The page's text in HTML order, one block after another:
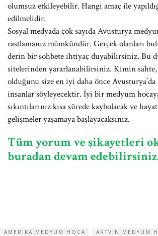
olumsuz etkileyebilir. Hangi amaç ile
edilmelidir.
Sosyal medyada çok sayıda Avusturya
rastlamanız mümkündür. Gerçek olanları
derin bir sohbete ihtiyaç duyabilirsiniz. Bu
sitelerinden yararlanabilirsiniz. Kimin
olduğunu size en iyi daha önce
insanlar söyleyecektir. İyi bir medyum
sıkıntılarınız kısa sürede kaybolacak ve
gelişmeler yaşamaya başlayacaksınız.
Tüm yorum ve şikayetleri
buradan devam
AMERIKA MEDYUM HOCA
ARTVIN MEDYUM